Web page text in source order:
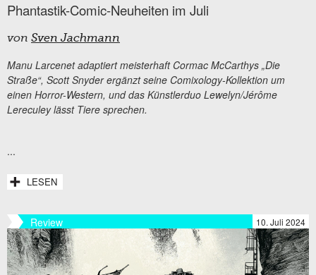
Phantastik-Comic-Neuheiten im Juli
von Sven Jachmann
Manu Larcenet adaptiert meisterhaft Cormac McCarthys „Die
Straße“, Scott Snyder ergänzt seine Comixology-Kollektion um
einen Horror-Western, und das Künstlerduo Lewelyn/Jérôme
Lereculey lässt Tiere sprechen.
...
LESEN
Review 10. Juli 2024